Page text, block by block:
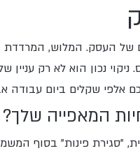
של העסק. המלוש,
נכון הוא לא רק עניין
אלפי שקלים ביום עבודה
המאפייה שלך?
"סגירת פינות" בסוף